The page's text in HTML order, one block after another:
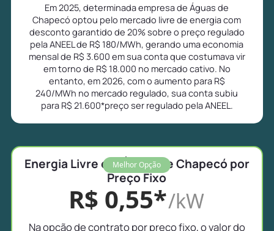
Em 2025, determinada empresa de Águas de
Chapecó optou pelo mercado livre de energia com
desconto garantido de 20% sobre o preço regulado
pela ANEEL de R$ 180/MWh, gerando uma economia
mensal de R$ 3.600 em sua conta que costumava vir
em torno de R$ 18.000 no mercado cativo. No
entanto, em 2026, com o aumento para R$
240/MWh no mercado regulado, sua conta subiu
para R$ 21.600*preço ser regulado pela ANEEL.
Melhor Opção
Energia Livre em Águas de Chapecó por
Preço Fixo
R$ 0,55*/kW
Na opção de contrato por preço fixo, o valor do